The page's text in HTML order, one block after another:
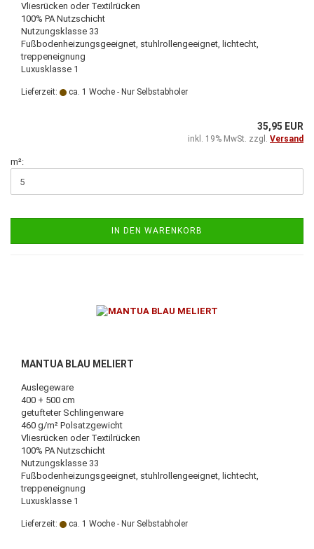
Vliesrücken oder Textilrücken
100% PA Nutzschicht
Nutzungsklasse 33
Fußbodenheizungsgeeignet, stuhlrollengeeignet, lichtecht,
treppeneignung
Luxusklasse 1
Lieferzeit: ca. 1 Woche - Nur Selbstabholer
35,95 EUR
inkl. 19% MwSt. zzgl. Versand
m²:
IN DEN WARENKORB
MANTUA BLAU MELIERT
Auslegeware
400 + 500 cm
getufteter Schlingenware
460 g/m² Polsatzgewicht
Vliesrücken oder Textilrücken
100% PA Nutzschicht
Nutzungsklasse 33
Fußbodenheizungsgeeignet, stuhlrollengeeignet, lichtecht,
treppeneignung
Luxusklasse 1
Lieferzeit: ca. 1 Woche - Nur Selbstabholer